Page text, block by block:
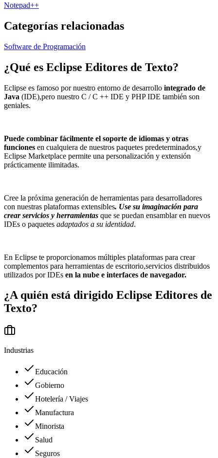
Notepad++
Categorías relacionadas
Software de Programación
¿Qué es Eclipse Editores de Texto?
Eclipse es famoso por nuestro entorno de desarrollo integrado de
Java (IDE),pero nuestro C / C ++ IDE y PHP IDE también son
geniales.
Puede combinar fácilmente el soporte de idiomas y otras
funciones en cualquiera de nuestros paquetes predeterminados,y
Eclipse Marketplace permite una personalización y extensión
prácticamente ilimitadas.
Cree la próxima generación de herramientas para desarrolladores
con nuestras plataformas extensibles. Use su imaginación para
crear servicios y herramientas que se puedan ensamblar en nuevos
IDEs o paquetes adaptados a su identidad.
En Eclipse te proporcionamos múltiples plataformas para crear
complementos para herramientas de escritorio,servicios distribuidos
utilizados por IDEs en la nube e interfaces de navegador.
¿A quién está dirigido Eclipse Editores de
Texto?
Industrias
Educación
Gobierno
Hotelería / Viajes
Manufactura
Minorista
Salud
Seguros